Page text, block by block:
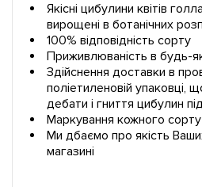
Якісні цибулини квітів
вирощені в ботанічних
100% відповідність сорту
Приживлюваність в будь-
Здійснення доставки в
поліетиленовій упаковці,
дебати і гниття цибулин
Маркування кожного сорту
Ми дбаємо про якість
магазині